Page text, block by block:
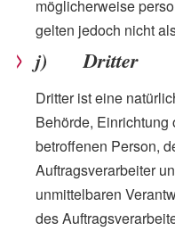
möglicherweise
gelten jedoch nicht
j) Dritter
Dritter ist eine
Behörde,
betroffenen Person,
Auftragsverarbeiter
unmittelbaren
des